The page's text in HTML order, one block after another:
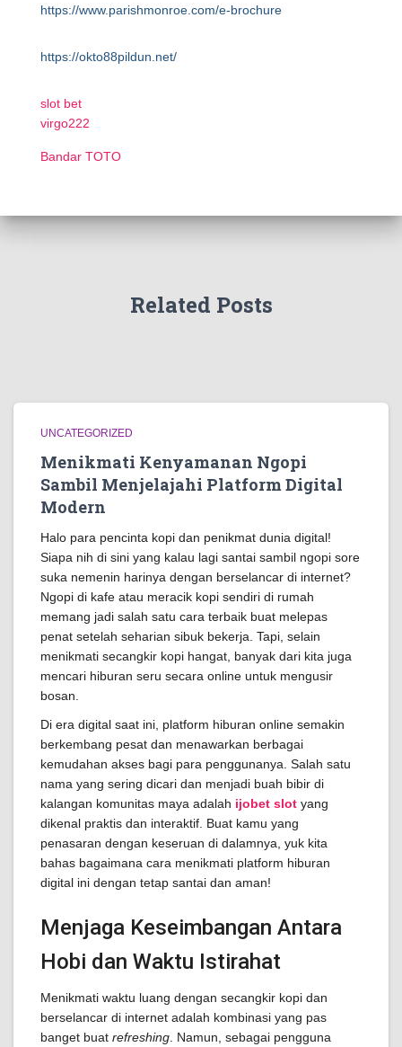
https://www.parishmonroe.com/e-brochure
https://okto88pildun.net/
slot bet
virgo222
Bandar TOTO
Related Posts
UNCATEGORIZED
Menikmati Kenyamanan Ngopi
Sambil Menjelajahi Platform Digital
Modern
Halo para pencinta kopi dan penikmat dunia digital!
Siapa nih di sini yang kalau lagi santai sambil ngopi sore
suka nemenin harinya dengan berselancar di internet?
Ngopi di kafe atau meracik kopi sendiri di rumah
memang jadi salah satu cara terbaik buat melepas
penat setelah seharian sibuk bekerja. Tapi, selain
menikmati secangkir kopi hangat, banyak dari kita juga
mencari hiburan seru secara online untuk mengusir
bosan.
Di era digital saat ini, platform hiburan online semakin
berkembang pesat dan menawarkan berbagai
kemudahan akses bagi para penggunanya. Salah satu
nama yang sering dicari dan menjadi buah bibir di
kalangan komunitas maya adalah ijobet slot yang
dikenal praktis dan interaktif. Buat kamu yang
penasaran dengan keseruan di dalamnya, yuk kita
bahas bagaimana cara menikmati platform hiburan
digital ini dengan tetap santai dan aman!
Menjaga Keseimbangan Antara
Hobi dan Waktu Istirahat
Menikmati waktu luang dengan secangkir kopi dan
berselancar di internet adalah kombinasi yang pas
banget buat refreshing . Namun, sebagai pengguna